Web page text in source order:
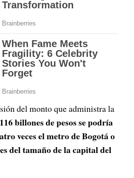
del monto que administra la
billones de pesos se podría
veces el metro de Bogotá o
del tamaño de la capital del